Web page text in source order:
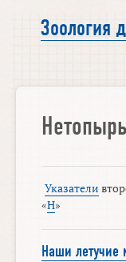
Зоология
Указатели
«Н»
Наши